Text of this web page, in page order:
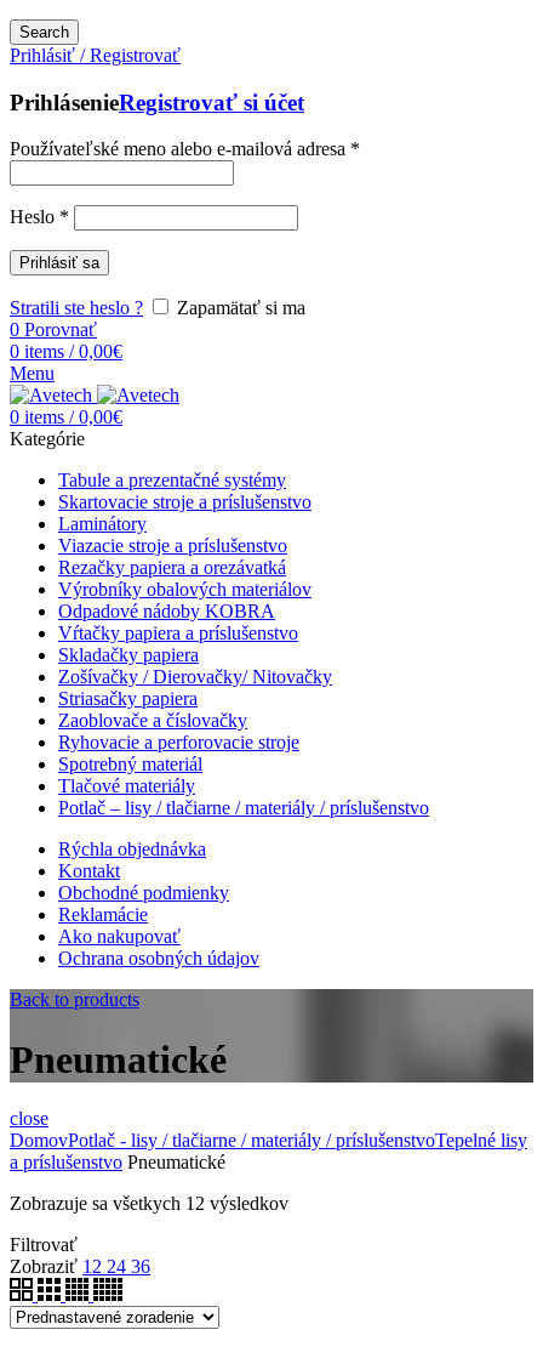
Search
Prihlásiť / Registrovať
PrihlásenieRegistrovať si účet
Používateľské meno alebo e-mailová adresa *
Heslo *
Prihlásiť sa
Stratili ste heslo ?
Zapamätať si ma
0 Porovnať
0 items / 0,00€
Menu
0 items / 0,00€
Kategórie
Tabule a prezentačné systémy
Skartovacie stroje a príslušenstvo
Laminátory
Viazacie stroje a príslušenstvo
Rezačky papiera a orezávatká
Výrobníky obalových materiálov
Odpadové nádoby KOBRA
Vŕtačky papiera a príslušenstvo
Skladačky papiera
Zošívačky / Dierovačky/ Nitovačky
Striasačky papiera
Zaoblovače a číslovačky
Ryhovacie a perforovacie stroje
Spotrebný materiál
Tlačové materiály
Potlač – lisy / tlačiarne / materiály / príslušenstvo
Rýchla objednávka
Kontakt
Obchodné podmienky
Reklamácie
Ako nakupovať
Ochrana osobných údajov
Back to products
Pneumatické
close
DomovPotlač - lisy / tlačiarne / materiály / príslušenstvoTepelné lisy
a príslušenstvo Pneumatické
Zobrazuje sa všetkych 12 výsledkov
Filtrovať
Zobraziť 12 24 36